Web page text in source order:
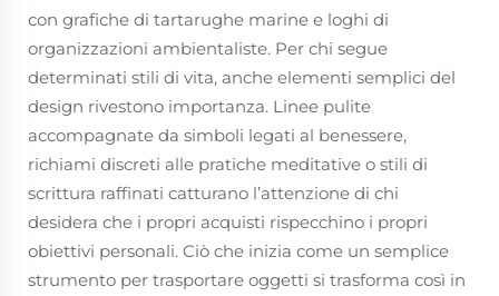
con grafiche di tartarughe marine e loghi di
organizzazioni ambientaliste. Per chi segue
determinati stili di vita, anche elementi semplici del
design rivestono importanza. Linee pulite
accompagnate da simboli legati al benessere,
richiami discreti alle pratiche meditative o stili di
scrittura raffinati catturano l’attenzione di chi
desidera che i propri acquisti rispecchino i propri
obiettivi personali. Ciò che inizia come un semplice
strumento per trasportare oggetti si trasforma così in